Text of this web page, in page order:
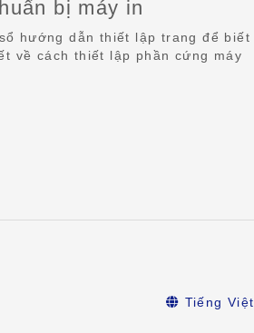
bị máy in
hướng dẫn thiết lập trang để biết
về cách thiết lập phần cứng máy
Tiếng Việt